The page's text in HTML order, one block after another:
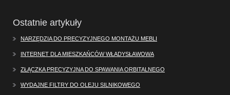
Ostatnie artykuły
NARZĘDZIA DO PRECYZYJNEGO MONTAŻU MEBLI
INTERNET DLA MIESZKAŃCÓW WŁADYSŁAWOWA
ZŁĄCZKA PRECYZYJNA DO SPAWANIA ORBITALNEGO
WYDAJNE FILTRY DO OLEJU SILNIKOWEGO